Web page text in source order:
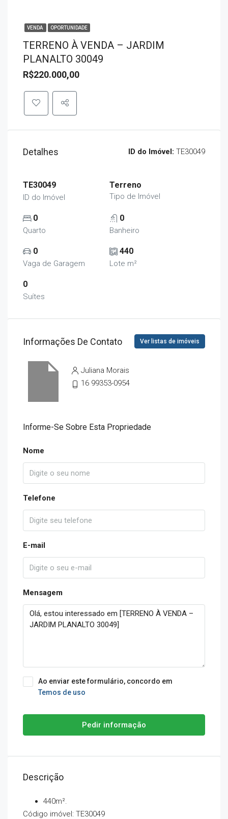
VENDA OPORTUNIDADE
TERRENO À VENDA – JARDIM
PLANALTO 30049
R$220.000,00
Detalhes ID do Imóvel: TE30049
TE30049
ID do Imóvel
Terreno
Tipo de Imóvel
0
Quarto
0
Banheiro
0
Vaga de Garagem
440
Lote m²
0
Suítes
Informações De Contato Ver listas de imóveis
Juliana Morais
16 99353-0954
Informe-Se Sobre Esta Propriedade
Nome
Telefone
E-mail
Mensagem
Ao enviar este formulário, concordo em
Temos de uso
Pedir informação
Descrição
440m².
Código imóvel: TE30049